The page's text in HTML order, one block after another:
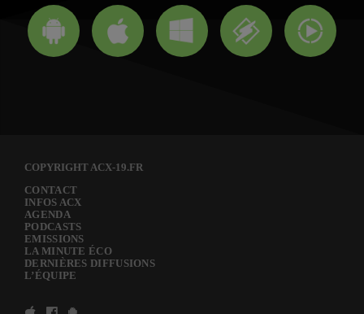
COPYRIGHT ACX-19.FR
CONTACT
INFOS ACX
AGENDA
PODCASTS
EMISSIONS
LA MINUTE ÉCO
DERNIÈRES DIFFUSIONS
L’ÉQUIPE